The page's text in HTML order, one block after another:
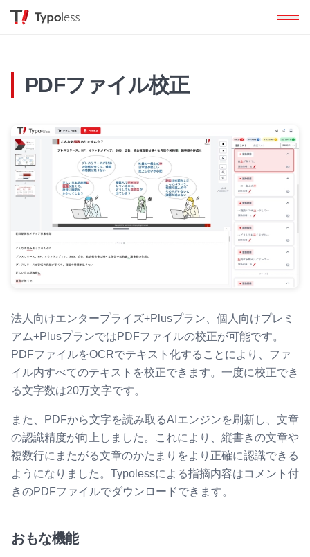
PDFファイル校正
法人向けエンタープライズ+Plusプラン、個人向けプレミ
アム+PlusプランではPDFファイルの校正が可能です。
PDFファイルをOCRでテキスト化することにより、ファ
イル内すべてのテキストを校正できます。一度に校正でき
る文字数は20万文字です。
また、PDFから文字を読み取るAIエンジンを刷新し、文章
の認識精度が向上しました。これにより、縦書きの文章や
複数行にまたがる文章のかたまりをより正確に認識できる
ようになりました。Typolessによる指摘内容はコメント付
きのPDFファイルでダウンロードできます。
おもな機能